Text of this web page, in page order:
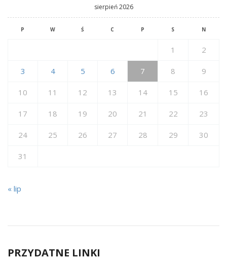
sierpień 2026
P W Ś C P S N
1 2
3 4 5 6 7 8 9
10 11 12 13 14 15 16
17 18 19 20 21 22 23
24 25 26 27 28 29 30
31
« lip
PRZYDATNE LINKI